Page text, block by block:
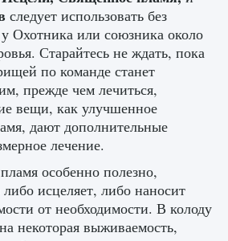
следует использовать без
у Охотника или союзника около
Старайтесь не ждать, пока
по команде станет
прежде чем лечиться,
вещи, как улучшенное
дают дополнительные
лечение.
особенно полезно,
исцеляет, либо наносит
от необходимости. В колоду
​​некоторая выживаемость,